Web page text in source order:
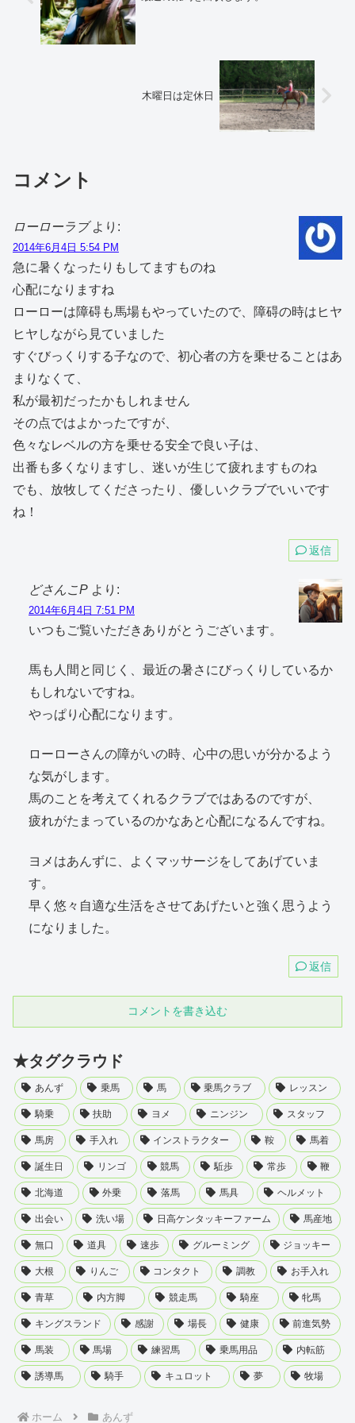
木曜日は定休日
コメント
ローローラブ より:
2014年6月4日 5:54 PM
急に暑くなったりもしてますものね
心配になりますね
ローローは障碍も馬場もやっていたので、障碍の時はヒヤ
ヒヤしながら見ていました
すぐびっくりする子なので、初心者の方を乗せることはあ
まりなくて、
私が最初だったかもしれません
その点ではよかったですが、
色々なレベルの方を乗せる安全で良い子は、
出番も多くなりますし、迷いが生じて疲れますものね
でも、放牧してくださったり、優しいクラブでいいです
ね！
返信
どさんこP より:
2014年6月4日 7:51 PM
いつもご覧いただきありがとうございます。
馬も人間と同じく、最近の暑さにびっくりしているか
もしれないですね。
やっぱり心配になります。
ローローさんの障がいの時、心中の思いが分かるよう
な気がします。
馬のことを考えてくれるクラブではあるのですが、
疲れがたまっているのかなあと心配になるんですね。
ヨメはあんずに、よくマッサージをしてあげていま
す。
早く悠々自適な生活をさせてあげたいと強く思うよう
になりました。
返信
コメントを書き込む
★タグクラウド
あんず 乗馬 馬 乗馬クラブ レッスン
騎乗 扶助 ヨメ ニンジン スタッフ
馬房 手入れ インストラクター 鞍 馬着
誕生日 リンゴ 競馬 駈歩 常歩 鞭
北海道 外乗 落馬 馬具 ヘルメット
出会い 洗い場 日高ケンタッキーファーム 馬産地
無口 道具 速歩 グルーミング ジョッキー
大根 りんご コンタクト 調教 お手入れ
青草 内方脚 競走馬 騎座 牝馬
キングスランド 感謝 場長 健康 前進気勢
馬装 馬場 練習馬 乗馬用品 内転筋
誘導馬 騎手 キュロット 夢 牧場
ホーム あんず